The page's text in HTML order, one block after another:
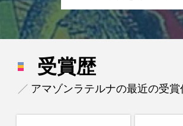
受賞歴
アマゾンラテルナの最近の受賞